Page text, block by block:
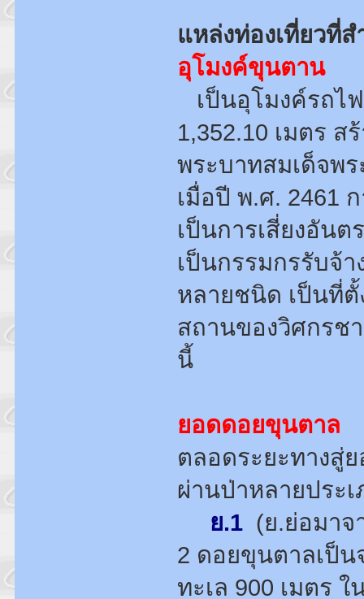
แหล่งท่องเที่ยวที่
อุโมงค์ขุนตาน
เป็นอุโมงค์รถไ
1,352.10 เมตร ส
พระบาทสมเด็จพร
เมื่อปี พ.ศ. 2461
เป็นการเสี่ยงอัน
เป็นกรรมกรรับจ้
หลายชนิด เป็นที่
สถานของวิศกรช
นี้
ยอดดอยขุนตาล
ตลอดระยะทางสู่
ผ่านป่าหลายประ
ย.1(ย.ย่อมาจ
2 ดอยขุนตาลเป็
ทะเล 900 เมตร